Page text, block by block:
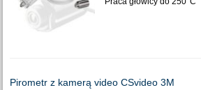
Pirometr z kamerą video CSvideo 3M